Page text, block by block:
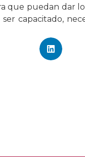
que puedan dar
capacitado,